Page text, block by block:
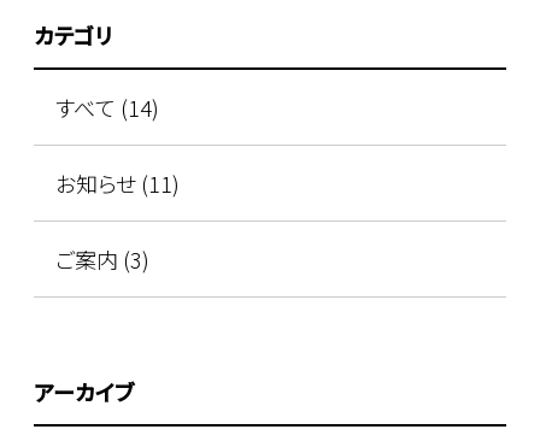
カテゴリ
すべて (14)
お知らせ (11)
ご案内 (3)
アーカイブ